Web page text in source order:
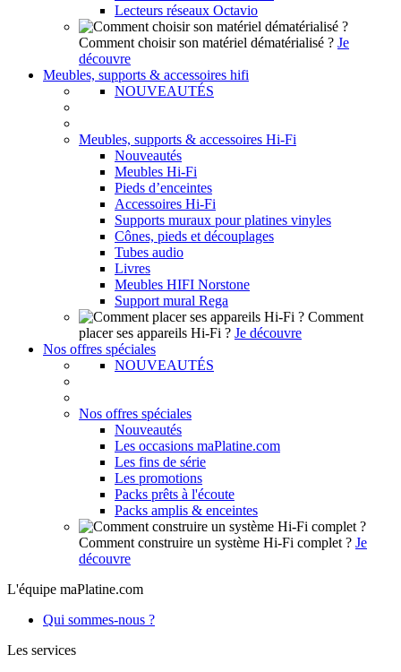
Lecteurs réseaux Octavio
Comment choisir son matériel dématérialisé ? Je
découvre
Meubles, supports & accessoires hifi
NOUVEAUTÉS
Meubles, supports & accessoires Hi-Fi
Nouveautés
Meubles Hi-Fi
Pieds d’enceintes
Accessoires Hi-Fi
Supports muraux pour platines vinyles
Cônes, pieds et découplages
Tubes audio
Livres
Meubles HIFI Norstone
Support mural Rega
Comment
placer ses appareils Hi-Fi ? Je découvre
Nos offres spéciales
NOUVEAUTÉS
Nos offres spéciales
Nouveautés
Les occasions maPlatine.com
Les fins de série
Les promotions
Packs prêts à l'écoute
Packs amplis & enceintes
Comment construire un système Hi-Fi complet ? Je
découvre
L'équipe maPlatine.com
Qui sommes-nous ?
Les services